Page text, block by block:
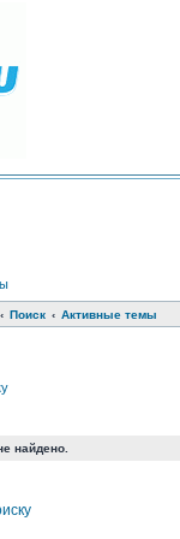
Поиск Активные темы
найдено.